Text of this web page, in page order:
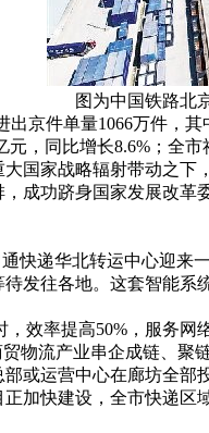
图为中国铁路北
京件单量1066万件，其
，同比增长8.6%；全
国家战略辐射带动之
成功跻身国家发展改
快递华北转运中心迎
发往各地。这套智能
效率提高50%，服务
物流产业串企成链、
或运营中心在廊坊全部
加快建设，全市快递